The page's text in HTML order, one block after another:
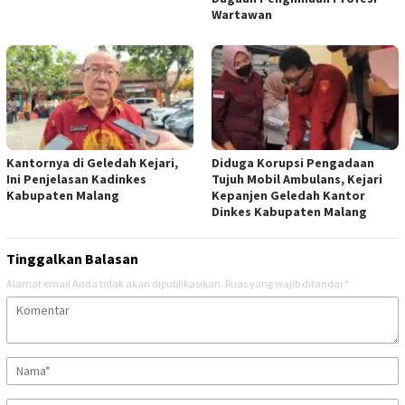
Wartawan
Kantornya di Geledah Kejari,
Ini Penjelasan Kadinkes
Kabupaten Malang
Diduga Korupsi Pengadaan
Tujuh Mobil Ambulans, Kejari
Kepanjen Geledah Kantor
Dinkes Kabupaten Malang
Tinggalkan Balasan
Alamat email Anda tidak akan dipublikasikan. Ruas yang wajib ditandai *